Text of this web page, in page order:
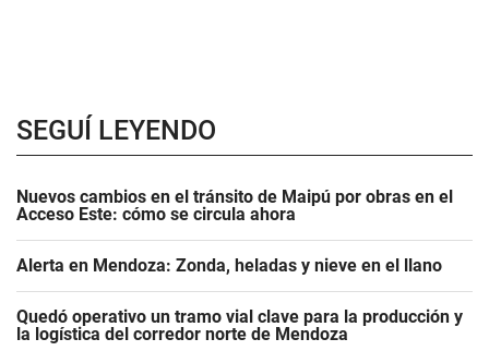
SEGUÍ LEYENDO
Nuevos cambios en el tránsito de Maipú por obras en el
Acceso Este: cómo se circula ahora
Alerta en Mendoza: Zonda, heladas y nieve en el llano
Quedó operativo un tramo vial clave para la producción y
la logística del corredor norte de Mendoza